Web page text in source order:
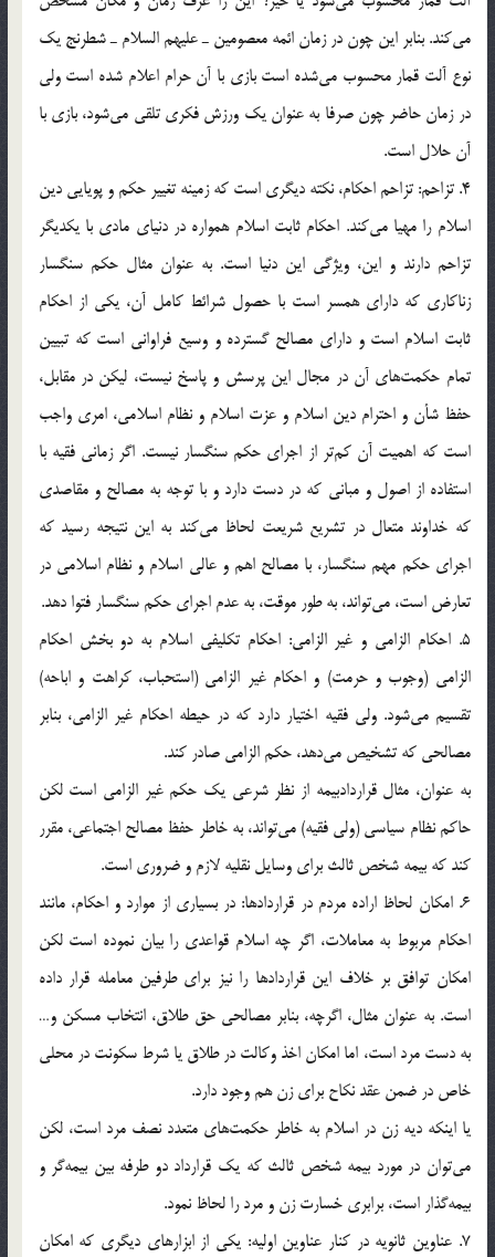
مي‌کند. بنابر این چون در زمان ائمه معصومين ـ عليهم السلام ـ شطرنج يک
نوع آلت قمار محسوب مي‌شده است بازي با آن حرام اعلام شده است ولی
در زمان حاضر چون صرفا به عنوان يک ورزش فکري تلقی می‌شود، بازي با
آن حلال است.
4. تزاحم: تزاحم احکام، نکته ديگري است که زمينه تغيير حکم و پويايي دين
اسلام را مهيا مي‌کند. احکام ثابت اسلام همواره در دنياي مادي با يکديگر
تزاحم دارند و اين، ويژگي اين دنيا است. به عنوان مثال حکم سنگسار
زناکاري که داراي همسر است با حصول شرائط کامل آن، يکي از احکام
ثابت اسلام است و داراي مصالح گسترده و وسيع فراواني است که تبيين
تمام حکمت‌هاي آن در مجال اين پرسش و پاسخ نيست، لیکن در مقابل،
حفظ شأن و احترام دين اسلام و عزت اسلام و نظام اسلامي، امري واجب
است که اهميت آن کم‌تر از اجراي حکم سنگسار نيست. اگر زماني فقيه با
استفاده از اصول و مباني که در دست دارد و با توجه به مصالح و مقاصدي
که خداوند متعال در تشريع شريعت لحاظ مي‌کند به اين نتيجه رسيد که
اجراي حکم مهم سنگسار، با مصالح اهم و عالي اسلام و نظام اسلامي در
تعارض است، مي‌تواند، به طور موقت، به عدم اجراي حکم سنگسار فتوا دهد.
5. احکام الزامي و غير الزامي: احکام تکليفي اسلام به دو بخش احکام
الزامي (وجوب و حرمت) و احکام غير الزامي (استحباب، کراهت و اباحه)
تقسيم مي‌شود. ولي فقيه اختيار دارد که در حيطه احکام غير الزامي، بنابر
مصالحي که تشخيص مي‌دهد، حکم الزامي صادر کند.
به عنوان، مثال قراردادبيمه از نظر شرعي يک حکم غير الزامي است لکن
حاکم نظام سياسي (ولي فقيه) مي‌تواند، به خاطر حفظ مصالح اجتماعي، مقرر
کند که بيمه شخص ثالث براي وسايل نقليه لازم و ضروري است.
6. امکان لحاظ اراده مردم در قراردادها: در بسياري از موارد و احکام، مانند
احکام مربوط به معاملات، اگر چه اسلام قواعدي را بيان نموده است لکن
امکان توافق بر خلاف اين قراردادها را نيز براي طرفين معامله قرار داده
است. به عنوان مثال، اگرچه، بنابر مصالحي حق طلاق، انتخاب مسکن و…
به دست مرد است، اما امکان اخذ وکالت در طلاق يا شرط سکونت در محلي
خاص در ضمن عقد نکاح براي زن هم وجود دارد.
يا اينکه ديه زن در اسلام به خاطر حکمت‌هاي متعدد نصف مرد است، لکن
مي‌توان در مورد بيمه شخص ثالث که يک قرارداد دو طرفه بين بيمه‌گر و
بيمه‌گذار است، برابري خسارت زن و مرد را لحاظ نمود.
7. عناوين ثانويه در کنار عناوين اوليه: يکي از ابزارهاي ديگري که امکان